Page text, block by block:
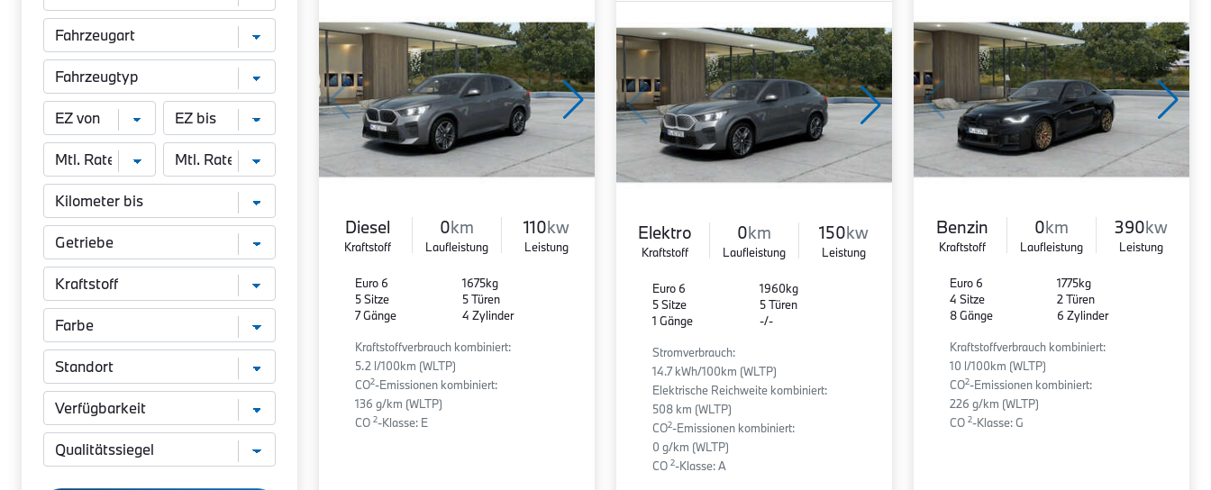
Diesel
Kraftstoff
0km
Laufleistung
110kw
Leistung
Euro 6
5 Sitze
7 Gänge
1675kg
5 Türen
4 Zylinder
Kraftstoffverbrauch kombiniert:
5.2 l/100km (WLTP)
CO2-Emissionen kombiniert:
136 g/km (WLTP)
CO 2-Klasse: E
Elektro
Kraftstoff
0km
Laufleistung
150kw
Leistung
Euro 6
5 Sitze
1 Gänge
1960kg
5 Türen
-/-
Stromverbrauch:
14.7 kWh/100km (WLTP)
Elektrische Reichweite kombiniert:
508 km (WLTP)
CO2-Emissionen kombiniert:
0 g/km (WLTP)
CO 2-Klasse: A
Benzin
Kraftstoff
0km
Laufleistung
390kw
Leistung
Euro 6
4 Sitze
8 Gänge
1775kg
2 Türen
6 Zylinder
Kraftstoffverbrauch kombiniert:
10 l/100km (WLTP)
CO2-Emissionen kombiniert:
226 g/km (WLTP)
CO 2-Klasse: G